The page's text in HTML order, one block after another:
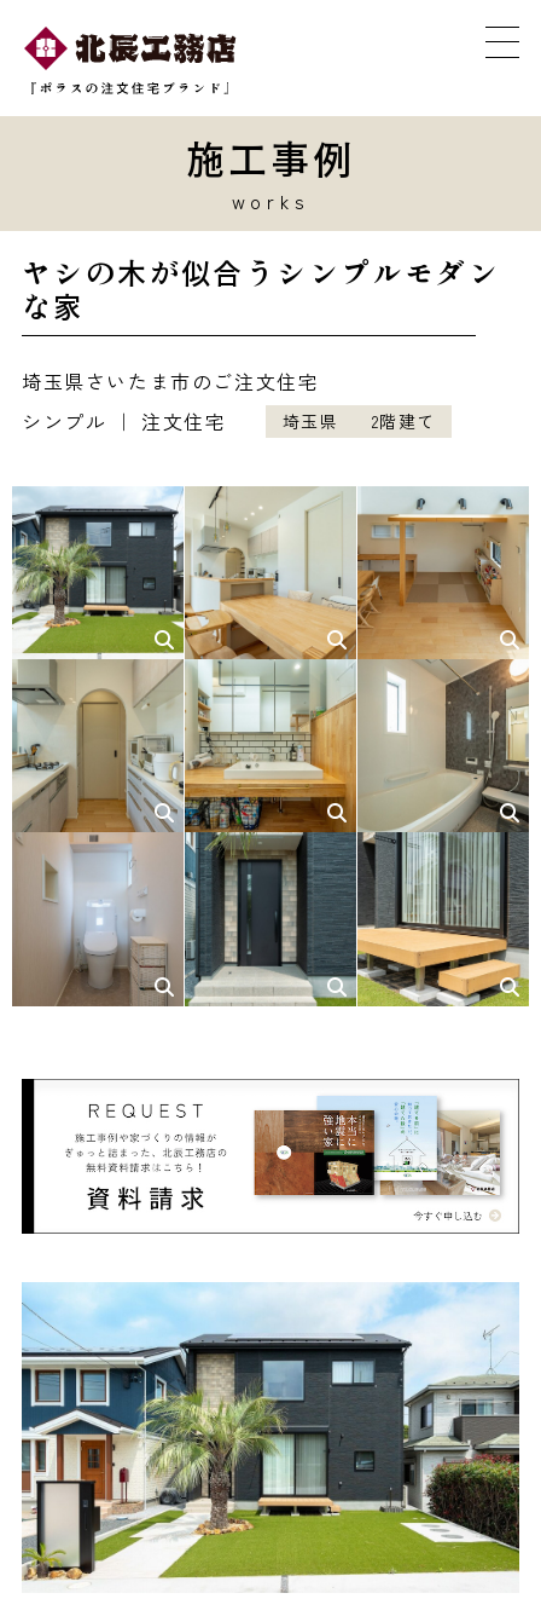
施工事例
works
ヤシの木が似合うシンプルモダン
な家
埼玉県さいたま市のご注文住宅
シンプル ｜ 注文住宅
埼玉県 2階建て